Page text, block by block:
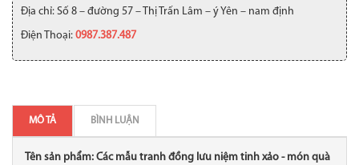
Địa chỉ: Số 8 – đường 57 – Thị Trấn Lâm – ý Yên – nam định
Điện Thoại: 0987.387.487
MÔ TẢ BÌNH LUẬN
Tên sản phẩm: Các mẫu tranh đồng lưu niệm tinh xảo - món quà